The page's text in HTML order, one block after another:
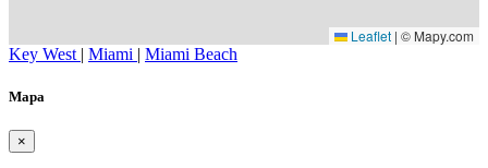
Leaflet | © Mapy.com
Key West | Miami | Miami Beach
Mapa
×